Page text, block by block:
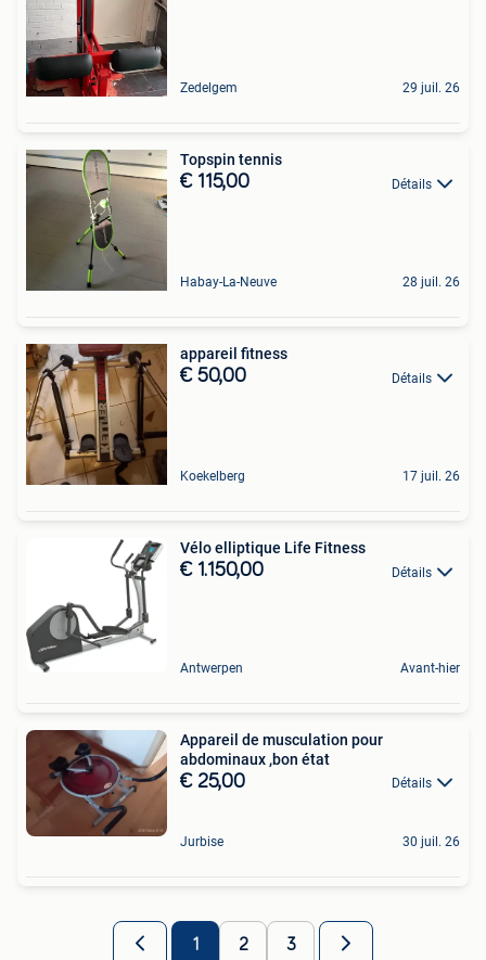
Zedelgem 29 juil. 26
Topspin tennis
€ 115,00 Détails
Habay-La-Neuve 28 juil. 26
appareil fitness
€ 50,00 Détails
Koekelberg 17 juil. 26
Vélo elliptique Life Fitness
€ 1.150,00 Détails
Antwerpen Avant-hier
Appareil de musculation pour
abdominaux ,bon état
€ 25,00 Détails
Jurbise 30 juil. 26
1 2 3